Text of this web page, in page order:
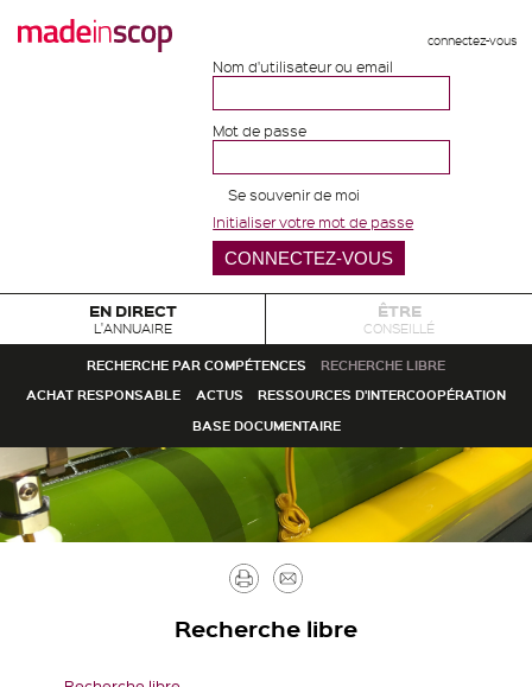
connectez-vous
Nom d'utilisateur ou email
Mot de passe
Se souvenir de moi
Initialiser votre mot de passe
EN DIRECT
L'ANNUAIRE
ÊTRE
CONSEILLÉ
RECHERCHE PAR COMPÉTENCES
RECHERCHE LIBRE
ACHAT RESPONSABLE
ACTUS
RESSOURCES D'INTERCOOPÉRATION
BASE DOCUMENTAIRE
Imprimer
Recherche libre